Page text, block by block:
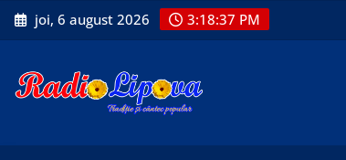
Skip
to
joi, 6 august 2026 3:18:38 PM